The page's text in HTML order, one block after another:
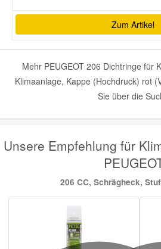
Zum Artikel
Mehr PEUGEOT 206 Dichtringe für
Klimaanlage, Kappe (Hochdruck) rot
Sie über die
Unsere Empfehlung für
206 CC, Schrägheck,